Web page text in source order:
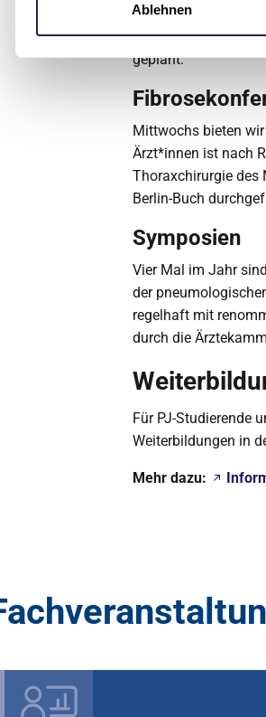
Ablehnen
Unter anderem
eingeladen, um
geplant.
Mittwochs bieten
Ärzt*innen ist nach
Thoraxchirurgie des
Berlin-Buch
Symposien
Vier Mal im Jahr
der
regelhaft mit
durch die
Für PJ-Studierende
Weiterbildungen in
Mehr dazu: